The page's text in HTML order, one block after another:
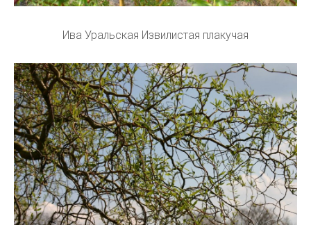
Ива Уральская Извилистая плакучая